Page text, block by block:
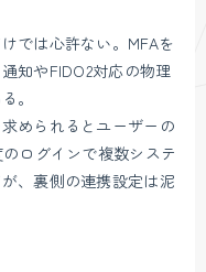
では心許ない。MFAを
知やFIDO2対応の物理
。
められるとユーザーの
ログインで複数システ
、裏側の連携設定は泥